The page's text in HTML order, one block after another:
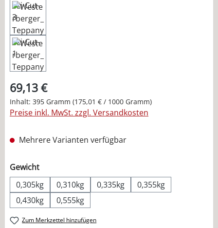
69,13 €
Inhalt: 395 Gramm (175,01 € / 1000 Gramm)
Preise inkl. MwSt. zzgl. Versandkosten
Mehrere Varianten verfügbar
Gewichtauswählen
0,305kg
0,310kg 0,335kg
0,355kg
0,430kg
0,555kg
Zum Merkzettel hinzufügen